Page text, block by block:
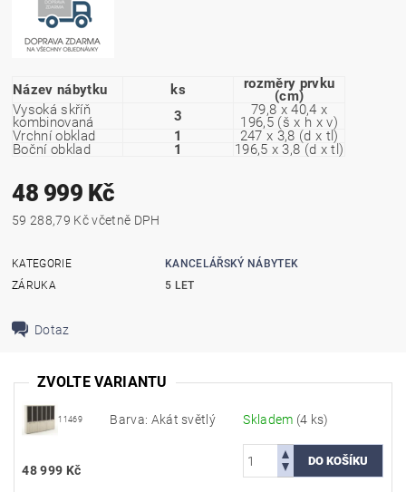
Název nábytku ks rozměry prvku
(cm)
Vysoká skříň
kombinovaná 3 79,8 x 40,4 x
196,5 (š x h x v)
Vrchní obklad
1
247 x 3,8 (d x tl)
Boční obklad
1 196,5 x 3,8 (d x tl)
48 999 Kč
59 288,79 Kč včetně DPH
KATEGORIE
KANCELÁŘSKÝ NÁBYTEK
ZÁRUKA
5 LET
Dotaz
ZVOLTE VARIANTU
11469 Barva: Akát světlý Skladem (4 ks)
48 999 Kč